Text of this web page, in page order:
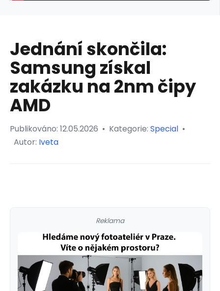
Jednání skončila:
Samsung získal
zakázku na 2nm čipy
AMD
Publikováno: 12.05.2026 • Kategorie: Special •
Autor: Iveta
Reklama